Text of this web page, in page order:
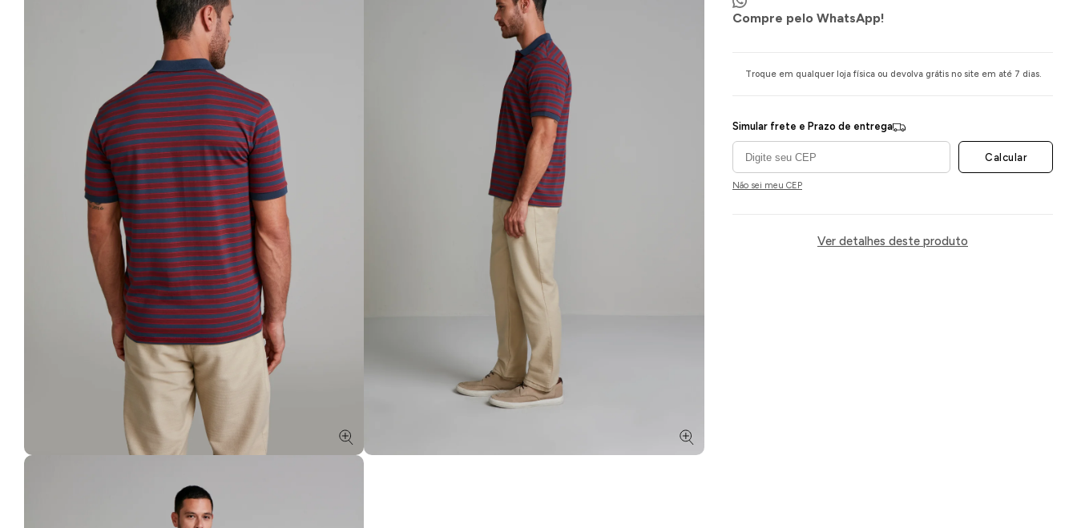
Compre pelo WhatsApp!
Troque em qualquer loja física ou devolva grátis no site em até 7 dias.
Simular frete e Prazo de entrega
Calcular
Não sei meu CEP
Ver detalhes deste produto